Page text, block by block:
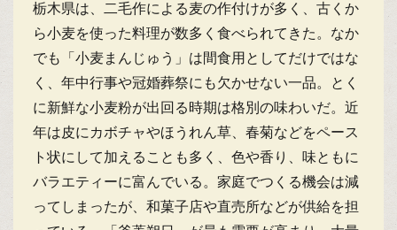
栃木県は、二毛作による麦の作付けが多く、古くか
ら小麦を使った料理が数多く食べられてきた。なか
でも「小麦まんじゅう」は間食用としてだけではな
く、年中行事や冠婚葬祭にも欠かせない一品。とく
に新鮮な小麦粉が出回る時期は格別の味わいだ。近
年は皮にカボチャやほうれん草、春菊などをペース
ト状にして加えることも多く、色や香り、味ともに
バラエティーに富んでいる。家庭でつくる機会は減
ってしまったが、和菓子店や直売所などが供給を担